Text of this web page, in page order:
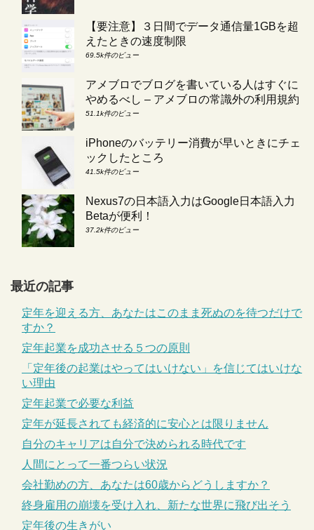
【要注意】３日間でデータ通信量1GBを超
えたときの速度制限
69.5k件のビュー
アメブロでブログを書いている人はすぐに
やめるべし – アメブロの常識外の利用規約
51.1k件のビュー
iPhoneのバッテリー消費が早いときにチェ
ックしたところ
41.5k件のビュー
Nexus7の日本語入力はGoogle日本語入力
Betaが便利！
37.2k件のビュー
最近の記事
定年を迎える方、あなたはこのまま死ぬのを待つだけで
すか？
定年起業を成功させる５つの原則
「定年後の起業はやってはいけない」を信じてはいけな
い理由
定年起業で必要な利益
定年が延長されても経済的に安心とは限りません
自分のキャリアは自分で決められる時代です
人間にとって一番つらい状況
会社勤めの方、あなたは60歳からどうしますか？
終身雇用の崩壊を受け入れ、新たな世界に飛び出そう
定年後の生きがい